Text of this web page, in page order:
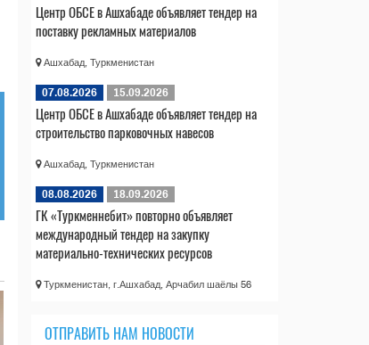
Центр ОБСЕ в Ашхабаде объявляет тендер на
поставку рекламных материалов
Ашхабад, Туркменистан
07.08.2026 15.09.2026
Центр ОБСЕ в Ашхабаде объявляет тендер на
строительство парковочных навесов
Ашхабад, Туркменистан
08.08.2026 18.09.2026
ГК «Туркменнебит» повторно объявляет
международный тендер на закупку
материально-технических ресурсов
Туркменистан, г.Ашхабад, Арчабил шаёлы 56
ОТПРАВИТЬ НАМ НОВОСТИ